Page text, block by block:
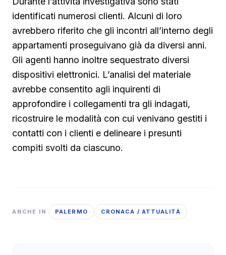
identificati numerosi clienti. Alcuni di loro
avrebbero riferito che gli incontri all’interno degli
appartamenti proseguivano già da diversi anni.
Gli agenti hanno inoltre sequestrato diversi
dispositivi elettronici. L’analisi del materiale
avrebbe consentito agli inquirenti di
approfondire i collegamenti tra gli indagati,
ricostruire le modalità con cui venivano gestiti i
contatti con i clienti e delineare i presunti
compiti svolti da ciascuno.
ANCHE IN PALERMO CRONACA / ATTUALITÀ